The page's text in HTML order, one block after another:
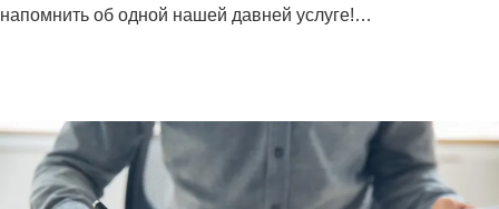
напомнить об одной нашей давней услуге!…